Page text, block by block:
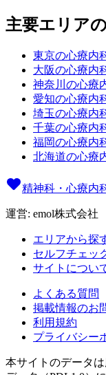
主要エリア
東京の心療内
大阪の心療内
神奈川の心療
愛知の心療内
埼玉の心療内
千葉の心療内
福岡の心療内
北海道の心療
精神科・心療内
運営: emol株式会社
エリアから探
セルフチェッ
サイトについ
よくある質問
掲載情報のお
利用規約
プライバシー
本サイトのデータ